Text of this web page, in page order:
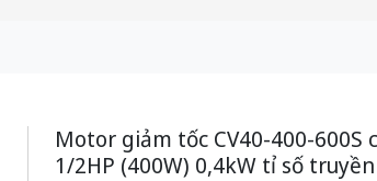
Motor giảm tốc CV40-400-600S
1/2HP (400W) 0,4kW tỉ số